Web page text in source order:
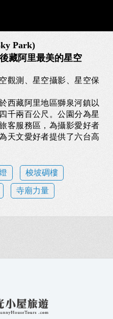
Park)
藏阿里最美的星空
觀測、星空攝影、星空保
西藏阿里地區獅泉河鎮以
千兩百公尺。公園分為星
客服務區，為攝影愛好者
天文愛好者提供了六台高
梭坡碉樓
寺廟力量